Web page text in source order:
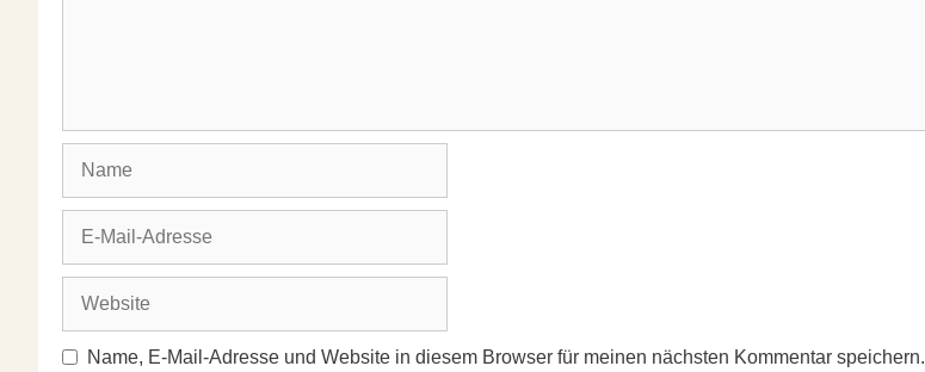
Adresse
Name, E-Mail-Adresse und Website in diesem Browser für meinen nächsten Kommentar speichern.